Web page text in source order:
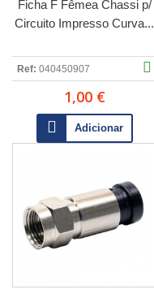
Ficha F Fêmea Chassi p/
Circuito Impresso Curva...
Ref: 040450907
1,00 €
Adicionar